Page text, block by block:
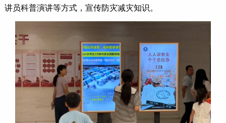
讲员科普演讲等方式，宣传防灾减灾知识。